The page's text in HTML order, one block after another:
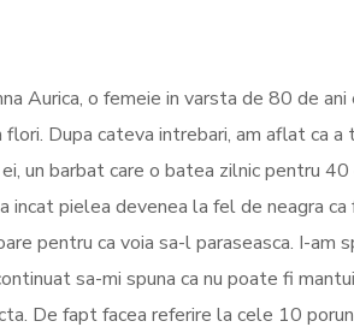
Aurica, o femeie in varsta de 80 de ani
flori. Dupa cateva intrebari, am aflat ca
un barbat care o batea zilnic pentru 40
incat pielea devenea la fel de neagra
pentru ca voia sa-l paraseasca. I-am
sa-mi spuna ca nu poate fi
De fapt facea referire la cele 10